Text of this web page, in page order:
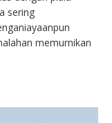
sering
memurnikan
ketika ditahan